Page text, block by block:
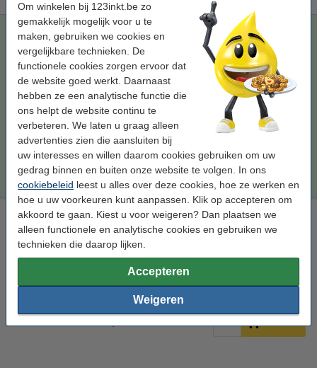
Om winkelen bij 123inkt.be zo
gemakkelijk mogelijk voor u te
maken, gebruiken we cookies en
vergelijkbare technieken. De
functionele cookies zorgen ervoor dat
de website goed werkt. Daarnaast
hebben ze een analytische functie die
ons helpt de website continu te
verbeteren. We laten u graag alleen
advertenties zien die aansluiten bij
uw interesses en willen daarom cookies gebruiken om uw
gedrag binnen en buiten onze website te volgen. In ons
cookiebeleid leest u alles over deze cookies, hoe ze werken en
hoe u uw voorkeuren kunt aanpassen. Klik op accepteren om
akkoord te gaan. Kiest u voor weigeren? Dan plaatsen we
alleen functionele en analytische cookies en gebruiken we
technieken die daarop lijken.
Accepteren
Weigeren
123inkt huismerk vervangt Brother TN-3600 toner zwart
dubbelpak
123inkt toner zwart (2x) ± 6.500 pagina's
Bekijk de specificaties en omschrijving
Direct leverbaar
Morgen in huis
€ 115,00 Bestellen
Laserprinter reinigingsdoek
tonerdoek 43 x 32 cm (LxB) geel 999058
Direct leverbaar
Morgen in huis